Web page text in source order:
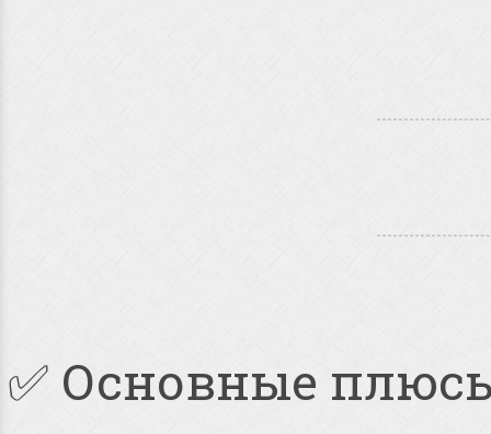
✅ Основные